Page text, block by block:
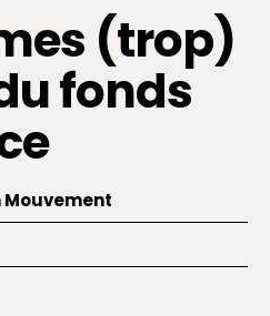
(trop)
fonds
Mouvement